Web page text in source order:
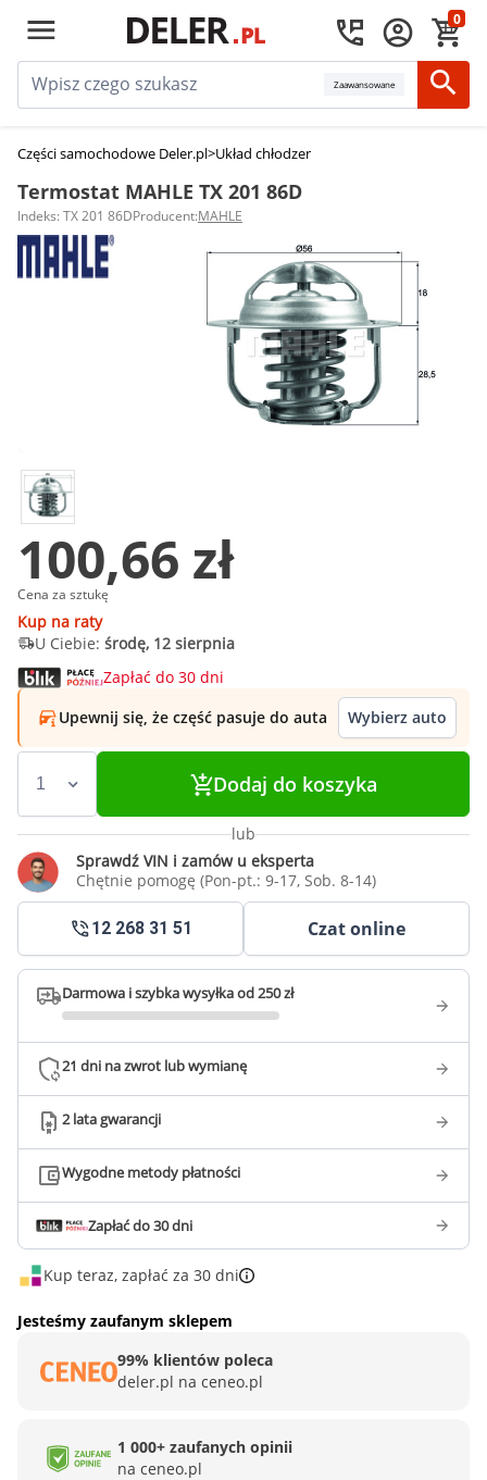
0
Zaawansowane
Części samochodowe Deler.pl>Układ chłodzenia silnika
Termostat MAHLE TX 201 86D
Indeks: TX 201 86DProducent:MAHLE
100,66 zł
Cena za sztukę
Kup na raty
U Ciebie: środę, 12 sierpnia
Zapłać do 30 dni
Upewnij się, że część pasuje do auta
Wybierz auto
Dodaj do koszyka
lub
Sprawdź VIN i zamów u eksperta
Chętnie pomogę (Pon-pt.: 9-17, Sob. 8-14)
12 268 31 51 Czat online
Darmowa i szybka wysyłka od 250 zł
21 dni na zwrot lub wymianę
2 lata gwarancji
Wygodne metody płatności
Zapłać do 30 dni
Kup teraz, zapłać za 30 dni
Jesteśmy zaufanym sklepem
99% klientów poleca
deler.pl na ceneo.pl
1 000+ zaufanych opinii
na ceneo.pl